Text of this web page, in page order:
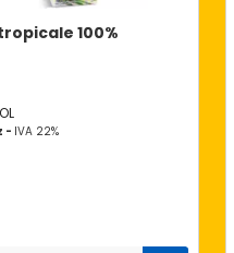
100%
- IVA 22%